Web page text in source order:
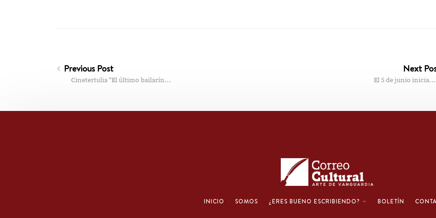
Previous Post
Cinetertulia "El último bailarín…
Next
El 5 de junio inicia…
INICIO SOMOS ¿ERES BUENO ESCRIBIENDO? BOLETÍN